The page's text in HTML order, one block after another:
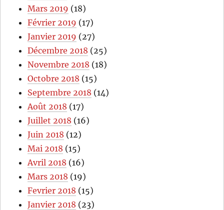
Mars 2019 (18)
Février 2019 (17)
Janvier 2019 (27)
Décembre 2018 (25)
Novembre 2018 (18)
Octobre 2018 (15)
Septembre 2018 (14)
Août 2018 (17)
Juillet 2018 (16)
Juin 2018 (12)
Mai 2018 (15)
Avril 2018 (16)
Mars 2018 (19)
Fevrier 2018 (15)
Janvier 2018 (23)